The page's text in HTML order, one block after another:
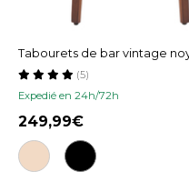
Tabourets de bar vintage
Expedié en 24h/72h
(5)
249,99